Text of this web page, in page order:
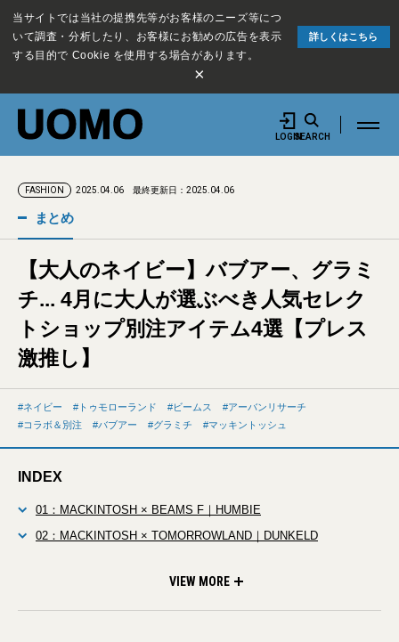
当サイトでは当社の提携先等がお客様のニーズ等につ
いて調査・分析したり、お客様にお勧めの広告を表示
する目的で Cookie を使用する場合があります。
詳しくはこちら
×
LOGINSEARCH
FASHION 2025.04.06 最終更新日：2025.04.06
まとめ
【大人のネイビー】バブアー、グラミ
チ... 4月に大人が選ぶべき人気セレク
トショップ別注アイテム4選【プレス
激推し】
ネイビー トゥモローランド ビームス
アーバンリサーチ
コラボ＆別注
バブアー グラミチ マッキントッシュ
INDEX
01：MACKINTOSH × BEAMS F｜HUMBIE
02：MACKINTOSH × TOMORROWLAND｜DUNKELD
VIEW MORE